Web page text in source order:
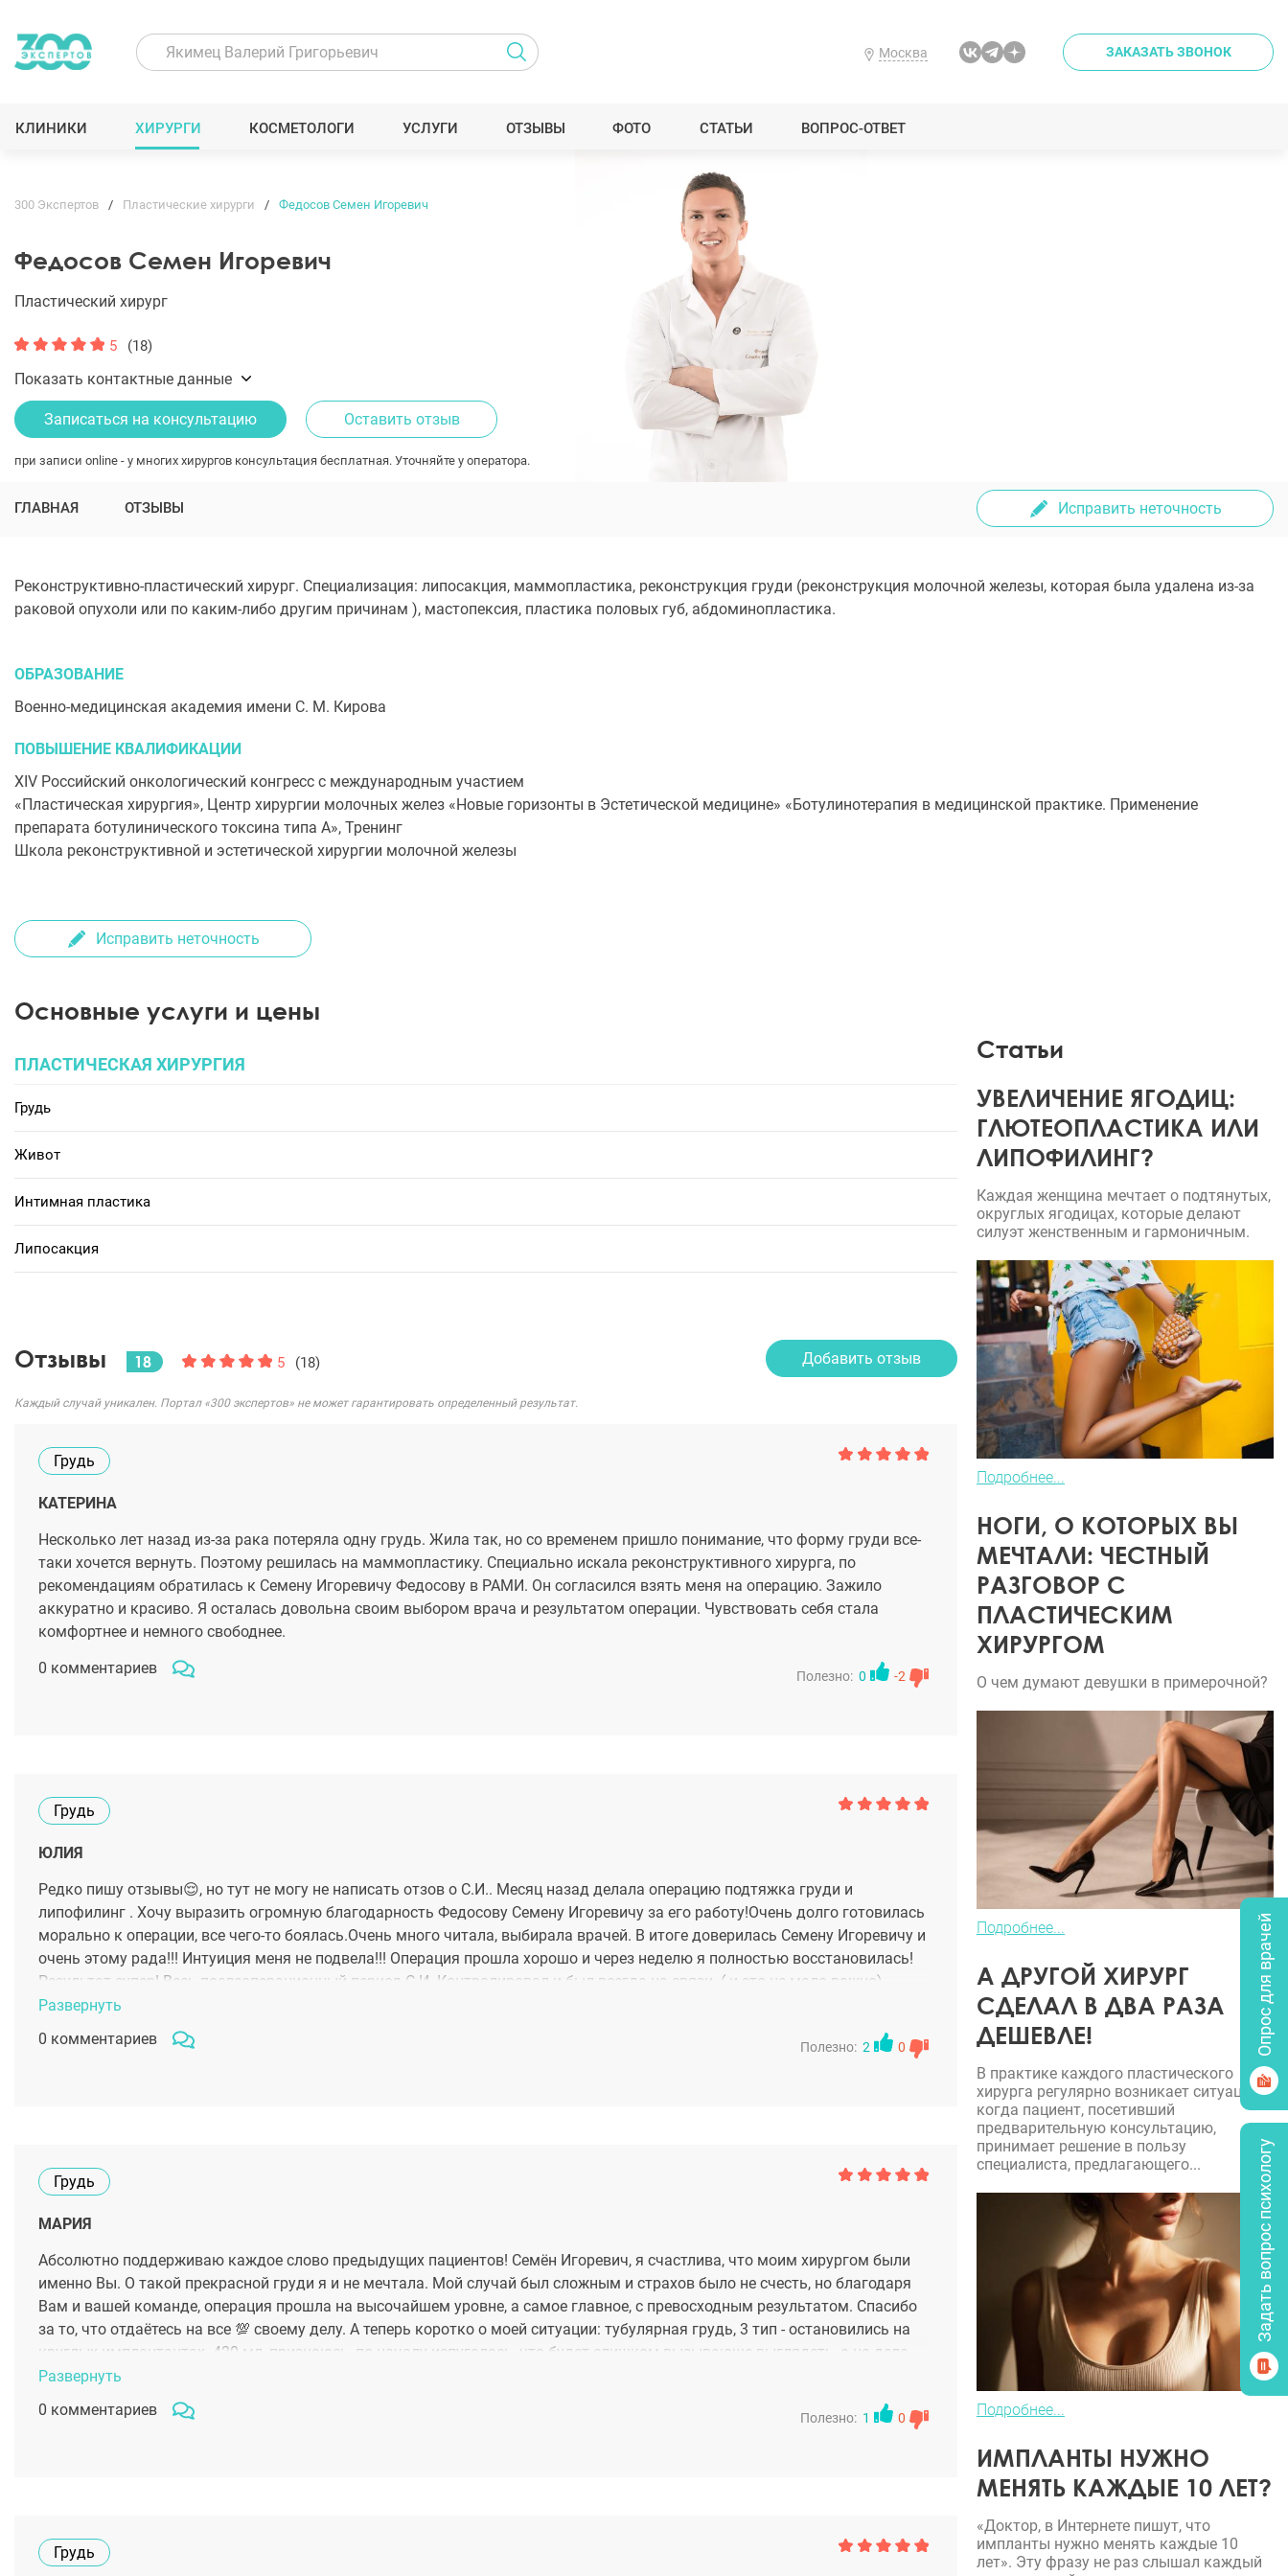
Москва ЗАКАЗАТЬ ЗВОНОК
КЛИНИКИ ХИРУРГИ КОСМЕТОЛОГИ УСЛУГИ ОТЗЫВЫ ФОТО СТАТЬИ ВОПРОС-ОТВЕТ
300 Экспертов Пластические хирурги Федосов Семен Игоревич
Федосов Семен Игоревич
Пластический хирург
5 (18)
Показать контактные данные
Записаться на консультацию Оставить отзыв
при записи online - у многих хирургов консультация бесплатная. Уточняйте у оператора.
ГЛАВНАЯ ОТЗЫВЫ Исправить неточность
Реконструктивно-пластический хирург. Специализация: липосакция, маммопластика, реконструкция груди (реконструкция молочной железы, которая была удалена из-за
раковой опухоли или по каким-либо другим причинам ), мастопексия, пластика половых губ, абдоминопластика.
ОБРАЗОВАНИЕ
Военно-медицинская академия имени С. М. Кирова
ПОВЫШЕНИЕ КВАЛИФИКАЦИИ
XIV Российский онкологический конгресс с международным участием
«Пластическая хирургия», Центр хирургии молочных желез «Новые горизонты в Эстетической медицине» «Ботулинотерапия в медицинской практике. Применение
препарата ботулинического токсина типа А», Тренинг
Школа реконструктивной и эстетической хирургии молочной железы
Исправить неточность
Основные услуги и цены
ПЛАСТИЧЕСКАЯ ХИРУРГИЯ
Грудь
Живот
Интимная пластика
Липосакция
Отзывы 18 5 (18) Добавить отзыв
Каждый случай уникален. Портал «300 экспертов» не может гарантировать определенный результат.
Грудь
КАТЕРИНА
Несколько лет назад из-за рака потеряла одну грудь. Жила так, но со временем пришло понимание, что форму груди все-
таки хочется вернуть. Поэтому решилась на маммопластику. Специально искала реконструктивного хирурга, по
рекомендациям обратилась к Семену Игоревичу Федосову в РАМИ. Он согласился взять меня на операцию. Зажило
аккуратно и красиво. Я осталась довольна своим выбором врача и результатом операции. Чувствовать себя стала
комфортнее и немного свободнее.
0 комментариев
Полезно: 0 -2
Грудь
ЮЛИЯ
Редко пишу отзывы😌, но тут не могу не написать отзов о С.И.. Месяц назад делала операцию подтяжка груди и
липофилинг . Хочу выразить огромную благодарность Федосову Семену Игоревичу за его работу!Очень долго готовилась
морально к операции, все чего-то боялась.Очень много читала, выбирала врачей. В итоге доверилась Семену Игоревичу и
очень этому рада!!! Интуиция меня не подвела!!! Операция прошла хорошо и через неделю я полностью восстановилась!
Результат супер! Весь послеоперационный период С.И. Контролировал и был всегда на связи .( и это не мало важно) ,
всегда отвечает на любые возникающие вопросы ! Еще раз огромное спасибо Вам!! Буду рекомендовать вас всем моим
знакомым и друзьям !!!! 😊
Развернуть
0 комментариев
Полезно: 2 0
Грудь
МАРИЯ
Абсолютно поддерживаю каждое слово предыдущих пациентов! Семён Игоревич, я счастлива, что моим хирургом были
именно Вы. О такой прекрасной груди я и не мечтала. Мой случай был сложным и страхов было не счесть, но благодаря
Вам и вашей команде, операция прошла на высочайшем уровне, а самое главное, с превосходным результатом. Спасибо
за то, что отдаётесь на все 💯 своему делу. А теперь коротко о моей ситуации: тубулярная грудь, 3 тип - остановились на
круглых имплантантах. 420 мл, признаюсь, по началу испугалась, что будет слишком вызывающе выглядеть, а на деле
мои некоторые коллеги до сих пор не заметили изменений, все очень гармонично и в меру. Болевых ощущений почти не
было, уже через неделю хотелось размахивать руками и жить полноценной жизнью, однако слово доктора - закон,
соблюдала режим. Все прошло легко и непринуждённо, за это отдельное спасибо. Успехов Вам, Семён Игоревич, и
Развернуть
0 комментариев
Полезно: 1 0
Грудь
Статьи
УВЕЛИЧЕНИЕ ЯГОДИЦ:
ГЛЮТЕОПЛАСТИКА ИЛИ
ЛИПОФИЛИНГ?
Каждая женщина мечтает о подтянутых,
округлых ягодицах, которые делают
силуэт женственным и гармоничным.
Подробнее...
НОГИ, О КОТОРЫХ ВЫ
МЕЧТАЛИ: ЧЕСТНЫЙ
РАЗГОВОР С
ПЛАСТИЧЕСКИМ
ХИРУРГОМ
О чем думают девушки в примерочной?
Подробнее...
А ДРУГОЙ ХИРУРГ
СДЕЛАЛ В ДВА РАЗА
ДЕШЕВЛЕ!
В практике каждого пластического
хирурга регулярно возникает ситуация,
когда пациент, посетивший
предварительную консультацию,
принимает решение в пользу
специалиста, предлагающего...
Подробнее...
ИМПЛАНТЫ НУЖНО
МЕНЯТЬ КАЖДЫЕ 10 ЛЕТ?
«Доктор, в Интернете пишут, что
импланты нужно менять каждые 10
лет». Эту фразу не раз слышал каждый
Опрос для врачей
Задать вопрос психологу